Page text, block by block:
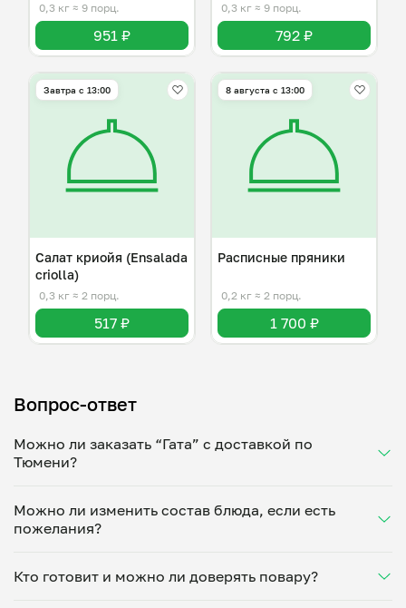
0,3 кг ≈ 9 порц.
951 ₽
0,3 кг ≈ 9 порц.
792 ₽
Завтра c 13:00
Салат криойя (Ensalada
criolla)
0,3 кг ≈ 2 порц.
517 ₽
8 августа с 13:00
Расписные пряники
0,2 кг ≈ 2 порц.
1 700 ₽
Вопрос-ответ
Можно ли заказать “Гата” с доставкой по
Тюмени?
Укажите удобное время — и получите свежее
домашнее блюдо в большой порции прямо с плиты.
минут. Статус заказа отслеживайте в личном
кабинете, а с поваром можно связаться напрямую в
Можно ли изменить состав блюда, если есть
пожелания?
блюдо под ваши предпочтения: уберет специи,
Кто готовит и можно ли доверять повару?